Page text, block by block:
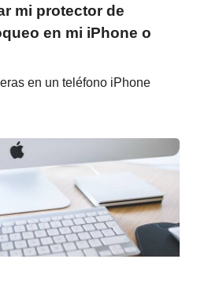
mi protector de
en mi iPhone o
en un teléfono iPhone